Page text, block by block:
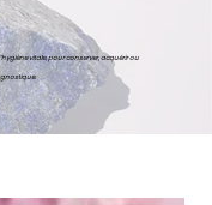
vitale, pour conserver, acquérir ou